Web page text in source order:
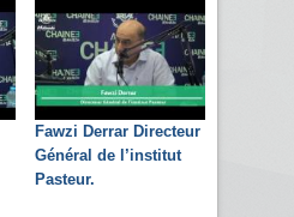
Fawzi Derrar Directeur
Général de l’institut
Pasteur.